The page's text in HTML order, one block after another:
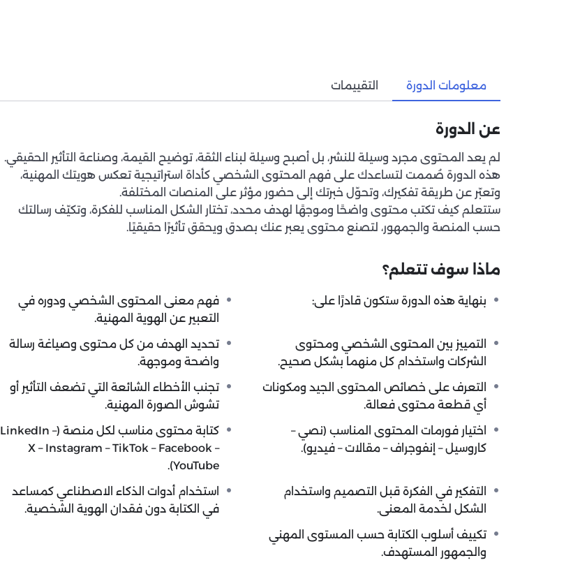
معلومات الدورة التقييمات
عن الدورة
لم يعد المحتوى مجرد وسيلة للنشر، بل أصبح وسيلة لبناء الثقة، توضيح القيمة، وصناعة التأثير الحقيقي.
هذه الدورة صُممت لتساعدك على فهم المحتوى الشخصي كأداة استراتيجية تعكس هويتك المهنية،
وتعبّر عن طريقة تفكيرك، وتحوّل خبرتك إلى حضور مؤثر على المنصات المختلفة.
ستتعلم كيف تكتب محتوى واضحًا وموجهًا لهدف محدد، تختار الشكل المناسب للفكرة، وتكيّف رسالتك
حسب المنصة والجمهور، لتصنع محتوى يعبر عنك بصدق ويحقق تأثيرًا حقيقيًا.
ماذا سوف تتعلم؟
بنهاية هذه الدورة ستكون قادرًا على:
فهم معنى المحتوى الشخصي ودوره في
التعبير عن الهوية المهنية.
التمييز بين المحتوى الشخصي ومحتوى
الشركات واستخدام كل منهما بشكل صحيح.
تحديد الهدف من كل محتوى وصياغة رسالة
واضحة وموجهة.
التعرف على خصائص المحتوى الجيد ومكونات
أي قطعة محتوى فعالة.
تجنب الأخطاء الشائعة التي تضعف التأثير أو
تشوش الصورة المهنية.
اختيار فورمات المحتوى المناسب (نصي –
كاروسيل – إنفوجراف – مقالات – فيديو).
كتابة محتوى مناسب لكل منصة (LinkedIn –
X – Instagram – TikTok – Facebook –
YouTube).
التفكير في الفكرة قبل التصميم واستخدام
الشكل لخدمة المعنى.
استخدام أدوات الذكاء الاصطناعي كمساعد
في الكتابة دون فقدان الهوية الشخصية.
تكييف أسلوب الكتابة حسب المستوى المهني
والجمهور المستهدف.